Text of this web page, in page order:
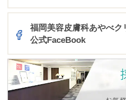
福岡美容皮膚科あやべク
公式FaceBook